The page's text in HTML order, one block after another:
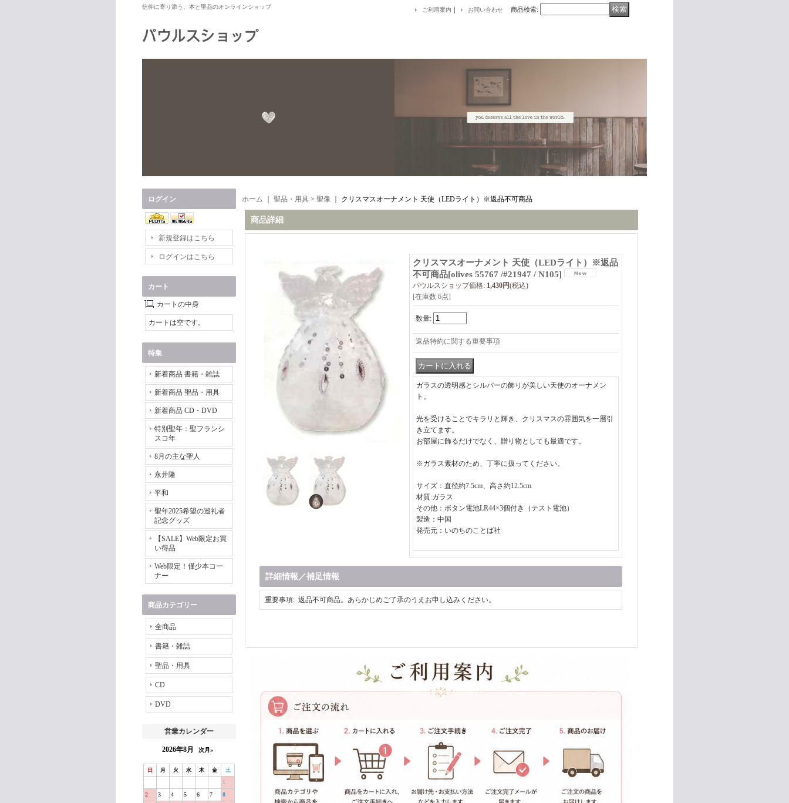
信仰に寄り添う、本と聖品のオンラインショップ ご利用案内 ｜ お問い合わせ 商品検索:
ログイン
新規登録はこちら
ログインはこちら
カート
カートの中身
カートは空です。
特集
新着商品 書籍・雑誌
新着商品 聖品・用具
新着商品 CD・DVD
特別聖年：聖フランシ
スコ年
8月の主な聖人
永井隆
平和
聖年2025希望の巡礼者
記念グッズ
【SALE】Web限定お買
い得品
Web限定！僅少本コー
ナー
商品カテゴリー
全商品
書籍・雑誌
聖品・用具
CD
DVD
営業カレンダー
2026年8月 次月»
日 月 火 水 木 金 土
1
2
3 4 5 6 7
8
ホーム 聖品・用具 > 聖像 クリスマスオーナメント 天使（LEDライト）※返品不可商品
商品詳細
クリスマスオーナメント 天使（LEDライト）※返品
不可商品[olives 55767 /#21947 / N105]
パウルスショップ価格: 1,430円(税込)
[在庫数 6点]
数量:
返品特約に関する重要事項
ガラスの透明感とシルバーの飾りが美しい天使のオーナメン
ト。
光を受けることでキラリと輝き、クリスマスの雰囲気を一層引
き立てます。
お部屋に飾るだけでなく、贈り物としても最適です。
※ガラス素材のため、丁寧に扱ってください。
サイズ：直径約7.5cm、高さ約12.5cm
材質:ガラス
その他：ボタン電池LR44×3個付き（テスト電池）
製造：中国
発売元：いのちのことば社
詳細情報／補足情報
重要事項: 返品不可商品。あらかじめご了承のうえお申し込みください。